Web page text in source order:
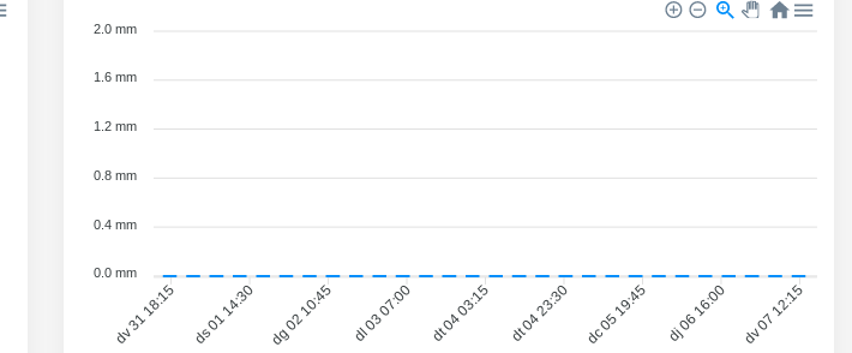
dv 31 18:15 ds 01 14:30 dg 02 10:45 dl 03 07:00 dt 04 03:15 dt 04 23:30 dc 05 19:45 dj 06 16:00 dv 07 12:15
2.0 mm
1.6 mm
1.2 mm
0.8 mm
0.4 mm
0.0 mm